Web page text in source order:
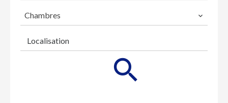
Chambres
Localisation